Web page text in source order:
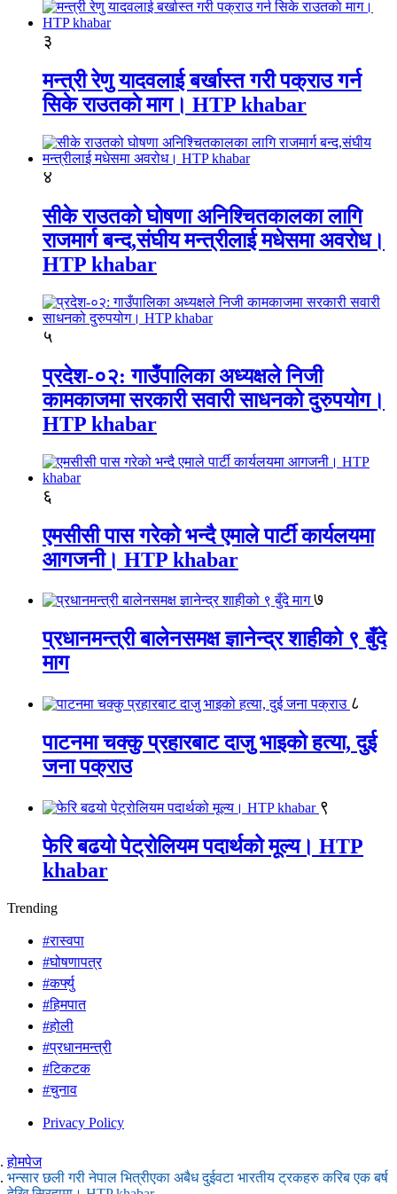
३
मन्त्री रेणु यादवलाई बर्खास्त गरी पक्राउ गर्न
सिके राउतकाे माग। HTP khabar
४
सीके राउतको घोषणा अनिश्चितकालका लागि
राजमार्ग बन्द,संघीय मन्त्रीलाई मधेसमा अवरोध।
HTP khabar
५
प्रदेश-०२: गाउँपालिका अध्यक्षले निजी
कामकाजमा सरकारी सवारी साधनको दुरुपयोग।
HTP khabar
६
एमसीसी पास गरेको भन्दै एमाले पार्टी कार्यलयमा
आगजनी। HTP khabar
७
प्रधानमन्त्री बालेनसमक्ष ज्ञानेन्द्र शाहीको ९ बुँदे
माग
८
पाटनमा चक्कु प्रहारबाट दाजु भाइको हत्या, दुई
जना पक्राउ
९
फेरि बढयो पेट्रोलियम पदार्थको मूल्य। HTP
khabar
Trending
#रास्वपा
#घोषणापत्र
#कर्फ्यु
#हिमपात
#होली
#प्रधानमन्त्री
#टिकटक
#चुनाव
Privacy Policy
होमपेज
भन्सार छली गरी नेपाल भित्रीएका अबैध दुईवटा भारतीय ट्रकहरु करिब एक बर्ष